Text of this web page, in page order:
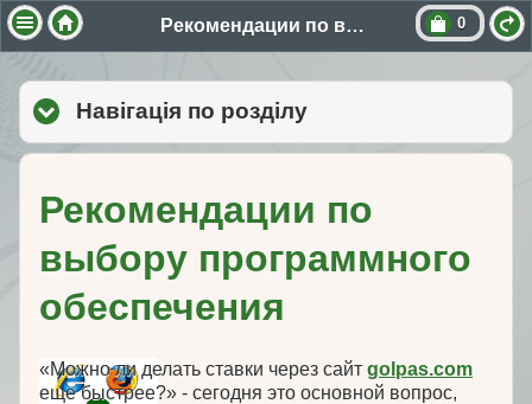
Рекомендации по выбору программного обеспечения 0
Навігація по розділуclick to expand
Рекомендации по
выбору программного
обеспечения
«Можно ли делать ставки через сайт golpas.com
еще быстрее?» - сегодня это основной вопрос,